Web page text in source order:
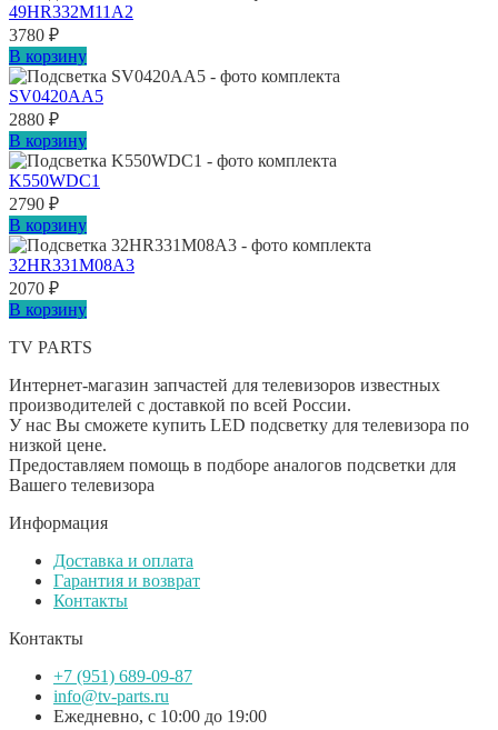
49HR332M11A2
3780 ₽
В корзину
SV0420AA5
2880 ₽
В корзину
K550WDC1
2790 ₽
В корзину
32HR331M08A3
2070 ₽
В корзину
TV PARTS
Интернет-магазин запчастей для телевизоров известных
производителей с доставкой по всей России.
У нас Вы сможете купить LED подсветку для телевизора по
низкой цене.
Предоставляем помощь в подборе аналогов подсветки для
Вашего телевизора
Информация
Доставка и оплата
Гарантия и возврат
Контакты
Контакты
+7 (951) 689-09-87
info@tv-parts.ru
Ежедневно, с 10:00 до 19:00